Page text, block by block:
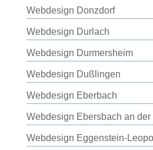
Webdesign Donzdorf
Webdesign Durlach
Webdesign Durmersheim
Webdesign Dußlingen
Webdesign Eberbach
Webdesign Ebersbach an der
Webdesign Eggenstein-